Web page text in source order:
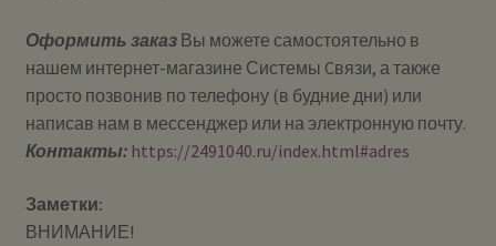
Оформить заказВы можете самостоятельно в
нашем интернет-магазине Системы Cвязи, а также
просто позвонив по телефону (в будние дни) или
написав нам в мессенджер или на электронную почту.
Контакты: https://2491040.ru/index.html#adres
Заметки:
ВНИМАНИЕ!